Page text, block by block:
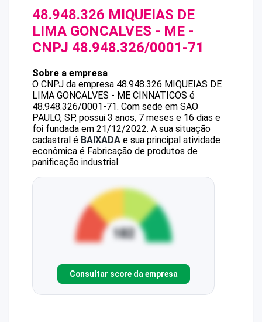
48.948.326 MIQUEIAS DE
LIMA GONCALVES - ME -
CNPJ 48.948.326/0001-71
Sobre a empresa
O CNPJ da empresa 48.948.326 MIQUEIAS DE
LIMA GONCALVES - ME CINNATICOS é
48.948.326/0001-71. Com sede em SAO
PAULO, SP, possui 3 anos, 7 meses e 16 dias e
foi fundada em 21/12/2022. A sua situação
cadastral é BAIXADA e sua principal atividade
econômica é Fabricação de produtos de
panificação industrial.
Consultar score da empresa